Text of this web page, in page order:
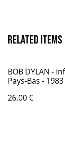
Related items
BOB DYLAN -
Pays-Bas -
26,00 €